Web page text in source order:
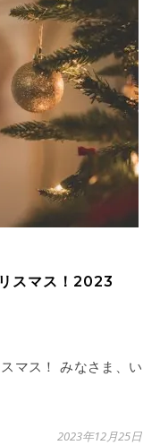
スマス！2023
2023年12月25日